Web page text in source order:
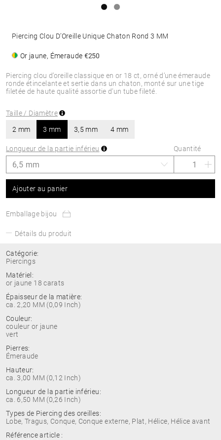
Piercing clou d’oreille classique en or 18 ct, orné d’une émeraude
ronde étincelante et sertie dans un chaton, monté sur une tige
filetée de haute qualité assortie d’un tube fileté.
Piercing Clou D’Oreille Unique Chaton Rond 3 MM
Or jaune, Émeraude €250
Taille / Diamètre
2 mm 3 mm 3,5 mm 4 mm
Longueur de la partie inférieu Quantité
Ajouter au panier
Emballage bijou
Détails du produit
Catégorie:
Piercings
Matériel:
or jaune 18 carats
Épaisseur de la matière:
ca. 2,20 MM (0,09 Inch)
Couleur:
couleur or jaune
vert
Pierres:
Émeraude
Hauteur:
ca. 3,00 MM (0,12 Inch)
Longueur de la partie inférieu:
ca. 6,50 MM (0,26 Inch)
Types de Piercing des oreilles:
Lobe, Tragus, Conque, Conque externe, Plat, Hélice, Hélice avant
Référence article :